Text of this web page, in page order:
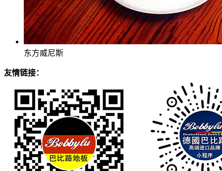
东方威尼斯
友情链接：